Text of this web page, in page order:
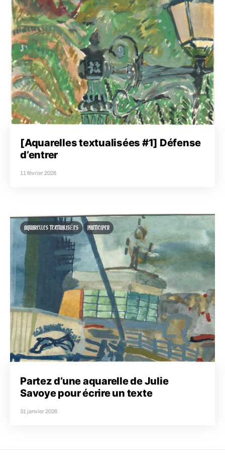
[Aquarelles textualisées #1] Défense
d’entrer
11 février 2026
AQUARELLES TEXTUALISÉES PARTICIPER
Partez d’une aquarelle de Julie
Savoye pour écrire un texte
31 janvier 2026